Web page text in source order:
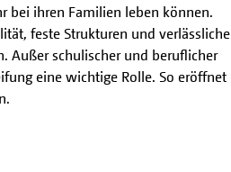
bei ihren Familien leben können.
feste Strukturen und verlässliche
Außer schulischer und beruflicher
eine wichtige Rolle. So eröffnet